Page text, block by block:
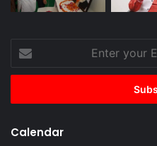
Enter
your
Email
Calendar